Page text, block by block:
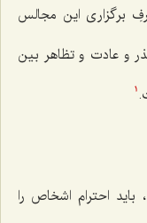
برگزاری این مجالس
و عادت و تظاهر بین
1
احترام اشخاص را